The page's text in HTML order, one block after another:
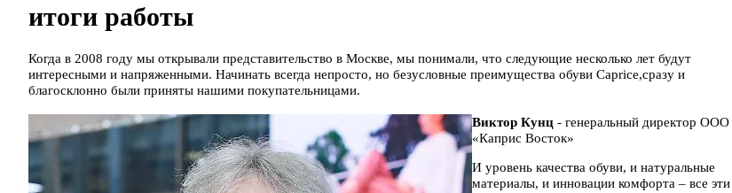
итоги работы
Когда в 2008 году мы открывали представительство в Москве, мы понимали, что следующие несколько лет будут
интересными и напряженными. Начинать всегда непросто, но безусловные преимущества обуви Caprice,сразу и
благосклонно были приняты нашими покупательницами.
Виктор Кунц - генеральный директор ООО
«Каприс Восток»
И уровень качества обуви, и натуральные
материалы, и инновации комфорта – все эти